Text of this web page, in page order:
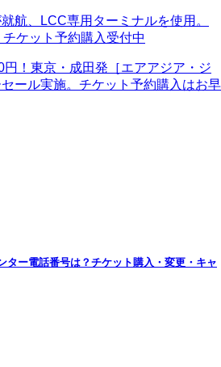
航、LCC専用ターミナルを使用。
ケット予約購入受付中
！東京・成田発［エアアジア・ジ
ール実施。チケット予約購入はお早
ター電話番号は？チケット購入・変更・キャ